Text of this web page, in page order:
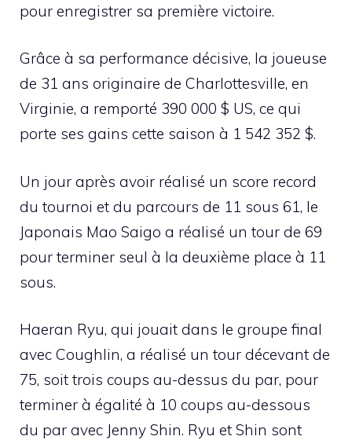
pour enregistrer sa première victoire.
Grâce à sa performance décisive, la joueuse
de 31 ans originaire de Charlottesville, en
Virginie, a remporté 390 000 $ US, ce qui
porte ses gains cette saison à 1 542 352 $.
Un jour après avoir réalisé un score record
du tournoi et du parcours de 11 sous 61, le
Japonais Mao Saigo a réalisé un tour de 69
pour terminer seul à la deuxième place à 11
sous.
Haeran Ryu, qui jouait dans le groupe final
avec Coughlin, a réalisé un tour décevant de
75, soit trois coups au-dessus du par, pour
terminer à égalité à 10 coups au-dessous
du par avec Jenny Shin. Ryu et Shin sont